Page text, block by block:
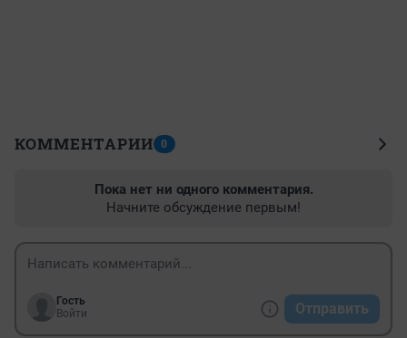
КОММЕНТАРИИ 0
Пока нет ни одного комментария.
Начните обсуждение первым!
Гость
Войти
Отправить